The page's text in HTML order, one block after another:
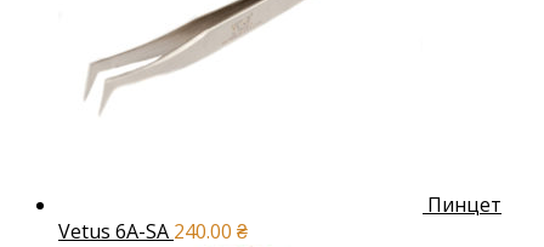
Пинцет
Vetus 6A-SA 240.00 ₴